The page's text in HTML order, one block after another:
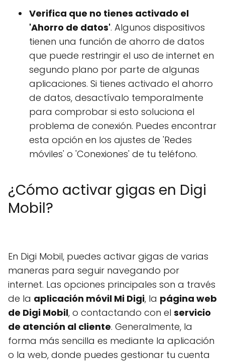
Verifica que no tienes activado el
'Ahorro de datos'. Algunos dispositivos
tienen una función de ahorro de datos
que puede restringir el uso de internet en
segundo plano por parte de algunas
aplicaciones. Si tienes activado el ahorro
de datos, desactívalo temporalmente
para comprobar si esto soluciona el
problema de conexión. Puedes encontrar
esta opción en los ajustes de 'Redes
móviles' o 'Conexiones' de tu teléfono.
¿Cómo activar gigas en Digi
Mobil?
En Digi Mobil, puedes activar gigas de varias
maneras para seguir navegando por
internet. Las opciones principales son a través
de la aplicación móvil Mi Digi, la página web
de Digi Mobil, o contactando con el servicio
de atención al cliente. Generalmente, la
forma más sencilla es mediante la aplicación
o la web, donde puedes gestionar tu cuenta